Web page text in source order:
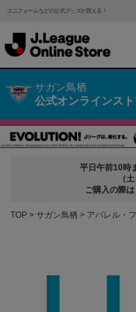
ユニフォームなどの公式グッズが買える！
サガン鳥栖
公式オンラインス
平日午前10時
（
ご購入の際は
TOP サガン鳥栖 アパレル・